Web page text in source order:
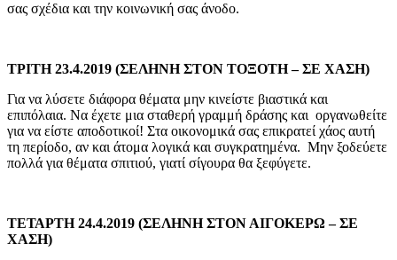
σας σχέδια και την κοινωνική σας άνοδο.
ΤΡΙΤΗ 23.4.2019 (ΣΕΛΗΝΗ ΣΤΟΝ ΤΟΞΟΤΗ – ΣΕ ΧΑΣΗ)
Για να λύσετε διάφορα θέματα μην κινείστε βιαστικά και
επιπόλαια. Να έχετε μια σταθερή γραμμή δράσης και οργανωθείτε
για να είστε αποδοτικοί! Στα οικονομικά σας επικρατεί χάος αυτή
τη περίοδο, αν και άτομα λογικά και συγκρατημένα. Μην ξοδεύετε
πολλά για θέματα σπιτιού, γιατί σίγουρα θα ξεφύγετε.
ΤΕΤΑΡΤΗ 24.4.2019 (ΣΕΛΗΝΗ ΣΤΟΝ ΑΙΓΟΚΕΡΩ – ΣΕ
ΧΑΣΗ)